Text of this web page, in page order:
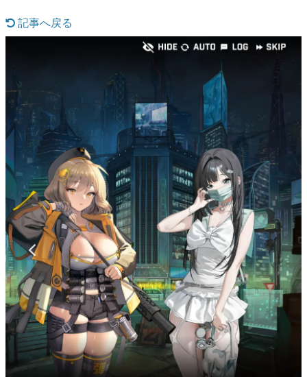
具体的な形から解き明かしていく、硬派で骨太な評論連載
ゲームが変えた日本語
「経験値」「裏技」「ラスボス」… ゲームにまつわる言葉
の起源や用法の変遷を、コンピューター文化史研究家・タ
イニーP氏が徹底調査。
カテゴリ
特集記事
マンガ
女性向け
アプリレビュー
その他
電ファミニコゲーマーとは？
運営：株式会社マレ
記事へ戻る